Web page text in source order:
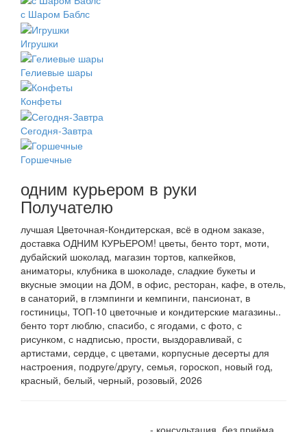
с Шаром Баблс
Игрушки
Гелиевые шары
Конфеты
Сегодня-Завтра
Горшечные
одним курьером в руки
Получателю
лучшая Цветочная-Кондитерская, всё в одном заказе,
доставка ОДНИМ КУРЬЕРОМ! цветы, бенто торт, моти,
дубайский шоколад, магазин тортов, капкейков,
аниматоры, клубника в шоколаде, сладкие букеты и
вкусные эмоции на ДОМ, в офис, ресторан, кафе, в отель,
в санаторий, в глэмпинги и кемпинги, пансионат, в
гостиницы, ТОП-10 цветочные и кондитерские магазины..
бенто торт люблю, спасибо, с ягодами, с фото, с
рисунком, с надписью, прости, выздоравливай, с
артистами, сердце, с цветами, корпусные десерты для
настроения, подруге/другу, семья, гороскоп, новый год,
красный, белый, черный, розовый, 2026